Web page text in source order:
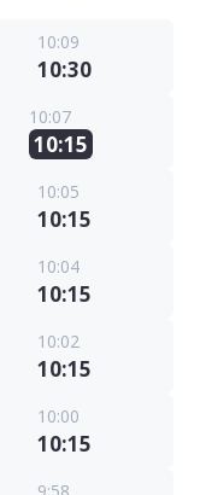
10:09
10:30
10:07
10:15
10:05
10:15
10:04
10:15
10:02
10:15
10:00
10:15